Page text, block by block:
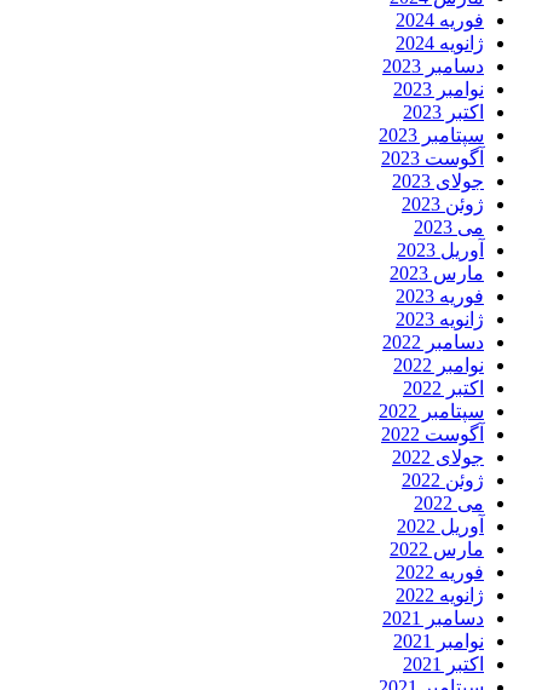
فوریه 2024
ژانویه 2024
دسامبر 2023
نوامبر 2023
اکتبر 2023
سپتامبر 2023
آگوست 2023
جولای 2023
ژوئن 2023
می 2023
آوریل 2023
مارس 2023
فوریه 2023
ژانویه 2023
دسامبر 2022
نوامبر 2022
اکتبر 2022
سپتامبر 2022
آگوست 2022
جولای 2022
ژوئن 2022
می 2022
آوریل 2022
مارس 2022
فوریه 2022
ژانویه 2022
دسامبر 2021
نوامبر 2021
اکتبر 2021